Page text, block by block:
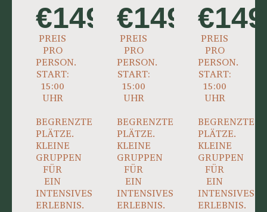
€149
PREIS
PRO
PERSON.
START:
15:00
UHR
BEGRENZTE
PLÄTZE.
KLEINE
GRUPPEN
FÜR
EIN
INTENSIVES
ERLEBNIS.
€149
PREIS
PRO
PERSON.
START:
15:00
UHR
BEGRENZTE
PLÄTZE.
KLEINE
GRUPPEN
FÜR
EIN
INTENSIVES
ERLEBNIS.
€149
PREIS
PRO
PERSON.
START:
15:00
UHR
BEGRENZTE
PLÄTZE.
KLEINE
GRUPPEN
FÜR
EIN
INTENSIVES
ERLEBNIS.